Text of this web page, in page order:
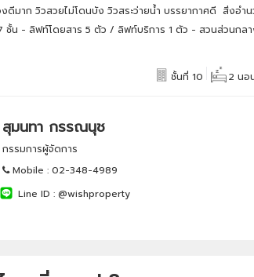
ดีมาก วิวสวยไม่โดนบัง วิวสระว่ายน้ำ บรรยากาศดี สิ่งอำ
ชั้น - ลิฟท์โดยสาร 5 ตัว / ลิฟท์บริการ 1 ตัว - สวนส่วนกลา
ชั้นที่ 10 2 นอ
สุมนทา กรรณนุช
กรรมการผู้จัดการ
Mobile :02-348-4989
Line ID :@wishproperty